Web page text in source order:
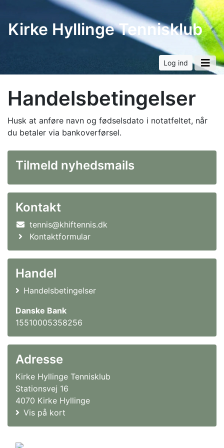
Kirke Hyllinge Tennisklub
Log ind
Handelsbetingelser
Husk at anføre navn og fødselsdato i notatfeltet, når
du betaler via bankoverførsel.
Tilmeld nyhedsmails
Kontakt
tennis@khiftennis.dk
Kontaktformular
Handel
Handelsbetingelser
Danske Bank
15510005358256
Adresse
Kirke Hyllinge Tennisklub
Stationsvej 16
4070 Kirke Hyllinge
Vis på kort